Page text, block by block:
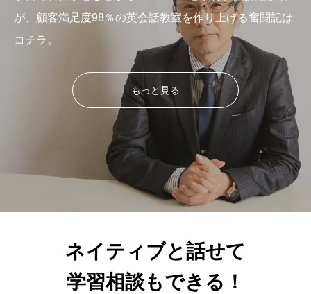
が、顧客満足度98％の英会話教室を作り上げる奮闘記は
コチラ。
もっと見る
ネイティブと話せて
学習相談もできる！